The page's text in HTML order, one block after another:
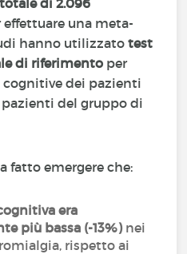
di 2.096
effettuare una meta-
hanno utilizzatotest
di riferimento per
cognitive dei pazienti
del gruppo di
fatto emergere che:
era
più bassa (-13%) nei
rispetto ai